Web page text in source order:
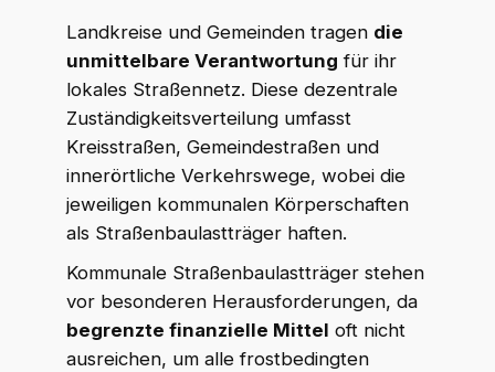
Landkreise und Gemeinden tragen die
unmittelbare Verantwortung für ihr
lokales Straßennetz. Diese dezentrale
Zuständigkeitsverteilung umfasst
Kreisstraßen, Gemeindestraßen und
innerörtliche Verkehrswege, wobei die
jeweiligen kommunalen Körperschaften
als Straßenbaulastträger haften.
Kommunale Straßenbaulastträger stehen
vor besonderen Herausforderungen, da
begrenzte finanzielle Mittel oft nicht
ausreichen, um alle frostbedingten